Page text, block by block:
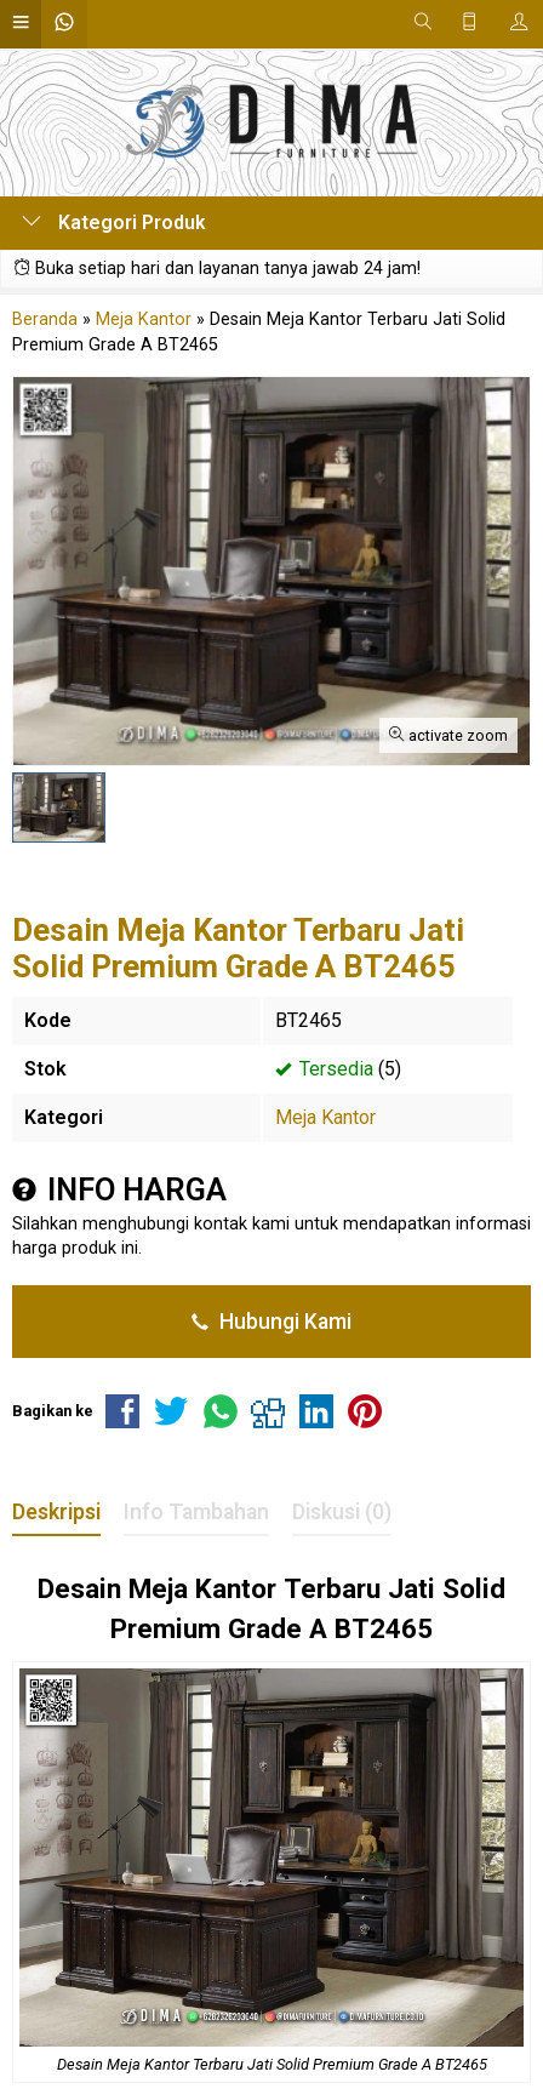
Kategori Produk
Buka setiap hari dan layanan tanya jawab 24 jam!
Beranda » Meja Kantor » Desain Meja Kantor Terbaru Jati Solid
Premium Grade A BT2465
activate zoom
Desain Meja Kantor Terbaru Jati
Solid Premium Grade A BT2465
Kode BT2465
Stok Tersedia (5)
Kategori Meja Kantor
INFO HARGA
Silahkan menghubungi kontak kami untuk mendapatkan informasi
harga produk ini.
Hubungi Kami
Bagikan ke
Deskripsi Info Tambahan Diskusi (0)
Desain Meja Kantor Terbaru Jati Solid
Premium Grade A BT2465
Desain Meja KantorTerbaru Jati Solid Premium Grade A BT2465